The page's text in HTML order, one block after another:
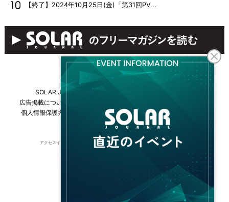
【終了】2024年10月25日(金)「第31回PV...
SOLAR JOURNALについて
広告掲載について
個人情報保護方針
運営会社・媒体一覧 For overseas customers
アクセスインターナショナルは持続可能な開発目標（SDGs）を支援しています。